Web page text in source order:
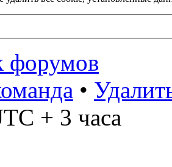
форумов
•
+ 3 часа